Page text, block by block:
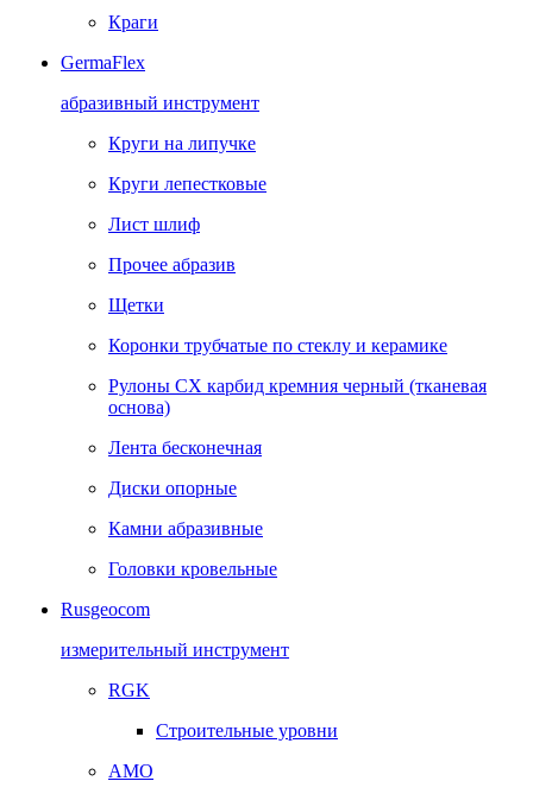
Краги
GermaFlex
абразивный инструмент
Круги на липучке
Круги лепестковые
Лист шлиф
Прочее абразив
Щетки
Коронки трубчатые по стеклу и керамике
Рулоны CX карбид кремния черный (тканевая
основа)
Лента бесконечная
Диски опорные
Камни абразивные
Головки кровельные
Rusgeocom
измерительный инструмент
RGK
Строительные уровни
AMO